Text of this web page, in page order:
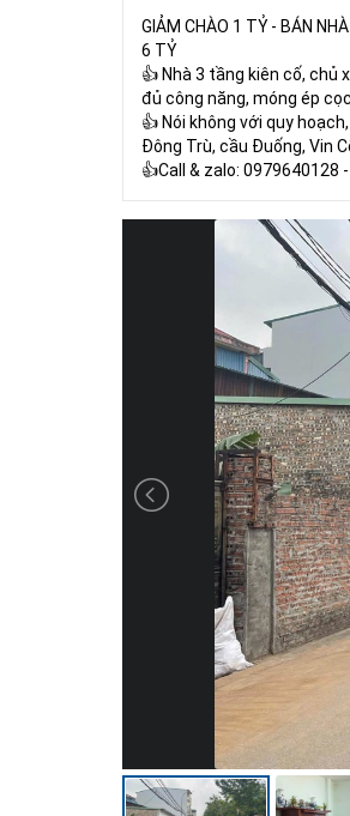
GIẢM CHÀO 1 TỶ - BÁN
6 TỶ
👍 Nhà 3 tầng kiên cố, chủ
đủ công năng, móng ép
👍 Nói không với quy
Đông Trù, cầu Đuống, Vin Cổ
👍Call & zalo: